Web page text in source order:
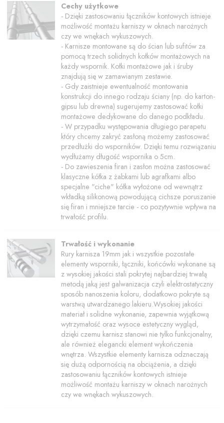
Cechy użytkowe
- Dzięki zastosowaniu łączników kontowych istnieje
możliwość montażu karniszy w oknach narożnych
czy we wnękach wykuszowych.
- Karnisze montowane są do ścian lub sufitów za
pomocą trzech solidnych kołków montażowych na
każdy wspornik. Kołki montażowe jak i śruby
znajdują się w zamawianym zestawie.
- Gdy zaistnieje ewentualność montowania
konstrukcji do innego rodzaju ściany (np. do karton-
gipsu lub drewna) sugerujemy zastosować kołki
montażowe dedykowane do danego podkładu.
- W przypadku występowania długiego parapetu
który chcemy zakryć zasłoną możemy zastosować
przedłużki do wsporników. Dzięki temu rozwiązaniu
wydłużamy długość wspornika o 5cm.
- Do zawieszenia firan i zasłon można zastosować
klasyczne kółka z żabkami lub agrafkami albo
specjalne "ciche" kółka wyłożone od wewnątrz
wkładką silikonową powodującą cichsze poruszanie
się firan i mniejsze tarcie - co pozytywnie wpływa na
trwałość profilu.
Trwałość i wykonanie
Rury karnisza 19mm jak i wszystkie pozostałe
elementy wsporniki, łączniki, końcówki wykonane są
z wysokiej jakości stali pokrytej najbardziej trwałą
metodą jaką jest galwanizacja czyli elektrostatyczny
sposób nanoszenia koloru, dodatkowo pokryte są
warstwą utwardzanego lakieru.Wysokiej jakości
materiał i solidne wykonanie, zapewnia wyjątkową
wytrzymałość oraz wysoce estetyczny wygląd,
dzięki czemu karnisz stanowi nie tylko funkcjonalny,
ale również elegancki element wykończenia
wnętrza. Wszystkie elementy karnisza odznaczają
się dużą odpornością na obciążenia, a dzięki
zastosowaniu łączników kontowych istnieje
możliwość montażu karniszy w oknach narożnych
czy we wnękach wykuszowych.